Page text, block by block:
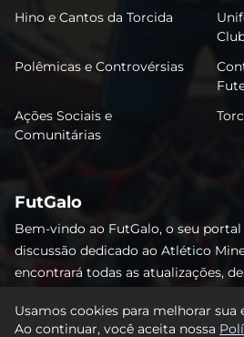
Hino e Cantos da Torcida
Polêmicas e Controvérsias
Ações Sociais e
Comunitárias
FutGalo
Bem-vindo ao FutGalo, o seu
discussão dedicado ao Atlético
encontrará todas as atualizações,
e junte-se à comunidade alvinegra
Usamos cookies para melhorar sua
Ao continuar, você aceita nossa